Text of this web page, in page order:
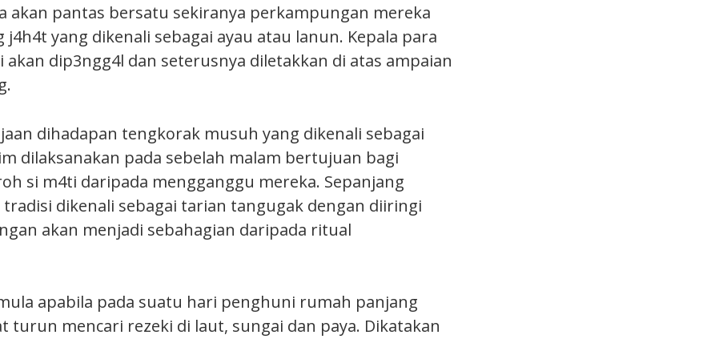
akan pantas bersatu sekiranya perkampungan mereka
j4h4t yang dikenali sebagai ayau atau lanun. Kepala para
akan dip3ngg4l dan seterusnya diletakkan di atas ampaian
dihadapan tengkorak musuh yang dikenali sebagai
dilaksanakan pada sebelah malam bertujuan bagi
si m4ti daripada mengganggu mereka. Sepanjang
dikenali sebagai tarian tangugak dengan diiringi
akan menjadi sebahagian daripada ritual
apabila pada suatu hari penghuni rumah panjang
turun mencari rezeki di laut, sungai dan paya. Dikatakan